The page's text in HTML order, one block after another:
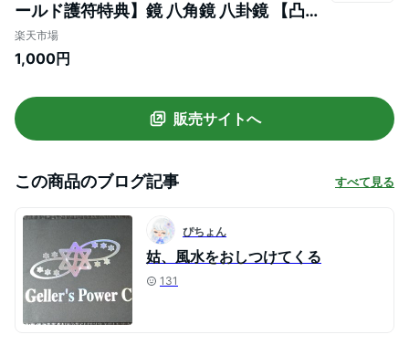
ールド護符特典】鏡 八角鏡 八卦鏡 【凸面
鏡or凹面鏡】 八角形 玄関 風水 置物 壁掛け
飾り物 八卦羅盤 金 大 開運祈願 コンパス
テリア 空間浄化 魔除け 家庭用
楽天市場
1,000円
販売サイトへ
この商品のブログ記事 すべて見る
ぴちょん
姑、風水をおしつけてくる
131